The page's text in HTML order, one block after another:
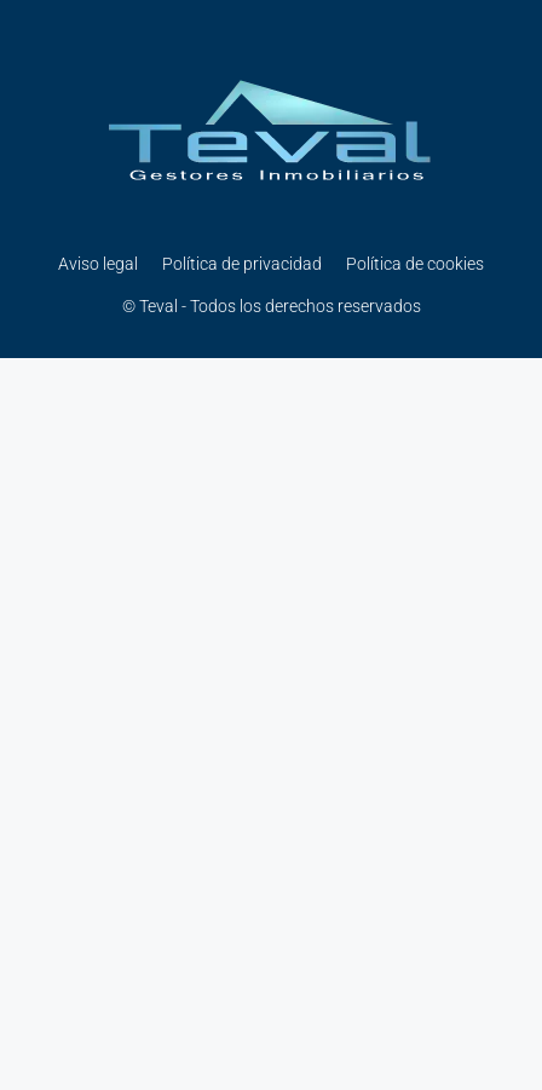
Aviso legal Política de privacidad Política de cookies
© Teval - Todos los derechos reservados